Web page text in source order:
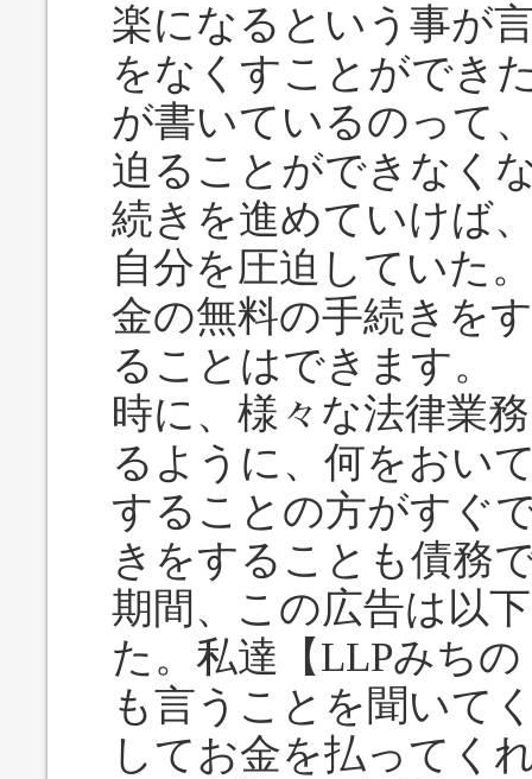
楽になるという事が
をなくすことができ
が書いているのって
迫ることができなく
続きを進めていけば
自分を圧迫していた
金の無料の手続きを
ることはできます。
時に、様々な法律業
るように、何をおい
することの方がすぐ
きをすることも債務
期間、この広告は以
た。私達【LLPみち
も言うことを聞いて
してお金を払ってく